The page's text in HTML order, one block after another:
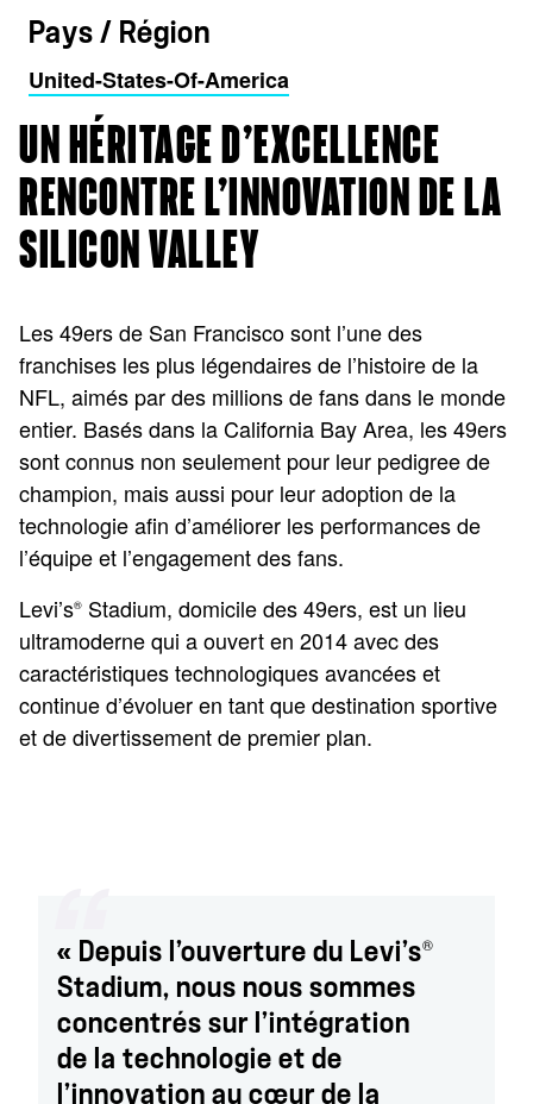
Pays / Région
United-States-Of-America
UN HÉRITAGE D’EXCELLENCE
RENCONTRE L’INNOVATION DE LA
SILICON VALLEY
Les 49ers de San Francisco sont l’une des
franchises les plus légendaires de l’histoire de la
NFL, aimés par des millions de fans dans le monde
entier. Basés dans la California Bay Area, les 49ers
sont connus non seulement pour leur pedigree de
champion, mais aussi pour leur adoption de la
technologie afin d’améliorer les performances de
l’équipe et l’engagement des fans.
Levi’s® Stadium, domicile des 49ers, est un lieu
ultramoderne qui a ouvert en 2014 avec des
caractéristiques technologiques avancées et
continue d’évoluer en tant que destination sportive
et de divertissement de premier plan.
« Depuis l’ouverture du Levi’s®
Stadium, nous nous sommes
concentrés sur l’intégration
de la technologie et de
l’innovation au cœur de la